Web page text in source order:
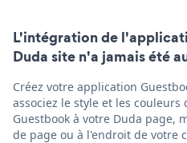
L'intégration de
Duda site n'a jamais été
Créez votre application
associez le style et les
Guestbook à votre Duda page,
de page ou à l'endroit de votre